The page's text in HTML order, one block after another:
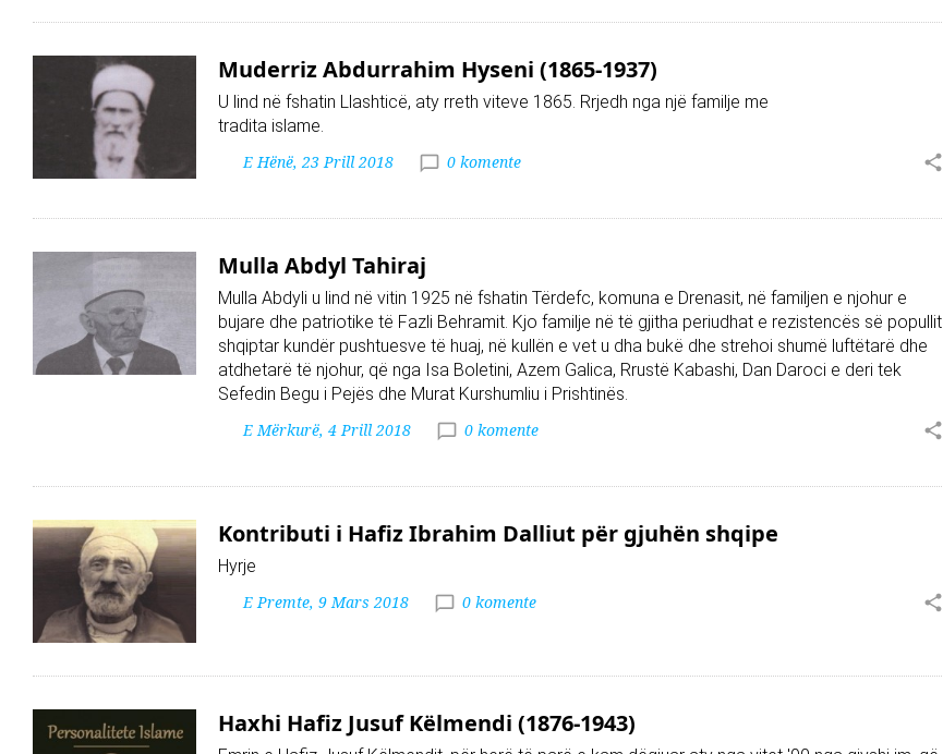
Muderriz Abdurrahim Hyseni (1865-1937)
U lind në fshatin Llashticë, aty rreth viteve 1865. Rrjedh nga një familje me
tradita islame.
E Hënë, 23 Prill 2018
0 komente
Mulla Abdyl Tahiraj
Mulla Abdyli u lind në vitin 1925 në fshatin Tërdefc, komuna e Drenasit, në familjen e njohur e
bujare dhe patriotike të Fazli Behramit. Kjo familje në të gjitha periudhat e rezistencës së popullit
shqiptar kundër pushtuesve të huaj, në kullën e vet u dha bukë dhe strehoi shumë luftëtarë dhe
atdhetarë të njohur, që nga Isa Boletini, Azem Galica, Rrustë Kabashi, Dan Daroci e deri tek
Sefedin Begu i Pejës dhe Murat Kurshumliu i Prishtinës.
E Mërkurë, 4 Prill 2018
0 komente
Kontributi i Hafiz Ibrahim Dalliut për gjuhën shqipe
Hyrje
E Premte, 9 Mars 2018
0 komente
Haxhi Hafiz Jusuf Këlmendi (1876-1943)